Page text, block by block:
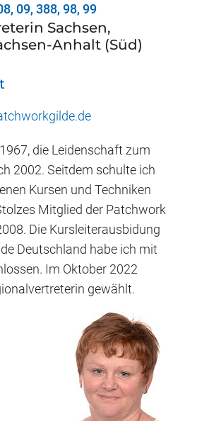
09, 388, 98, 99
Sachsen,
Anhalt (Süd)
die Leidenschaft zum
2002. Seitdem schulte ich
Kursen und Techniken
Mitglied der Patchwork
Die Kursleiterausbidung
Deutschland habe ich mit
Im Oktober 2022
gewählt.